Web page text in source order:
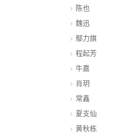
陈也
魏迅
鄢力旗
程起芳
牛嘉
肖玥
常鑫
夏支仙
黄秋栋